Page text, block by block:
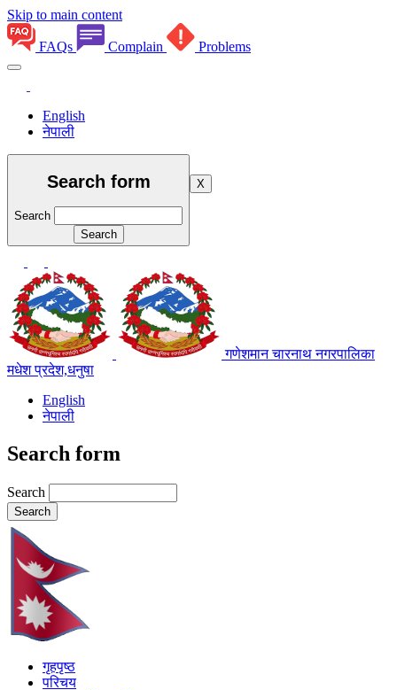
Skip to main content
FAQs Complain Problems
English
नेपाली
Search form
Search
X
गणेशमान चारनाथ नगरपालिका
मधेश प्रदेश,धनुषा
English
नेपाली
Search form
Search
गृहपृष्ठ
परिचय